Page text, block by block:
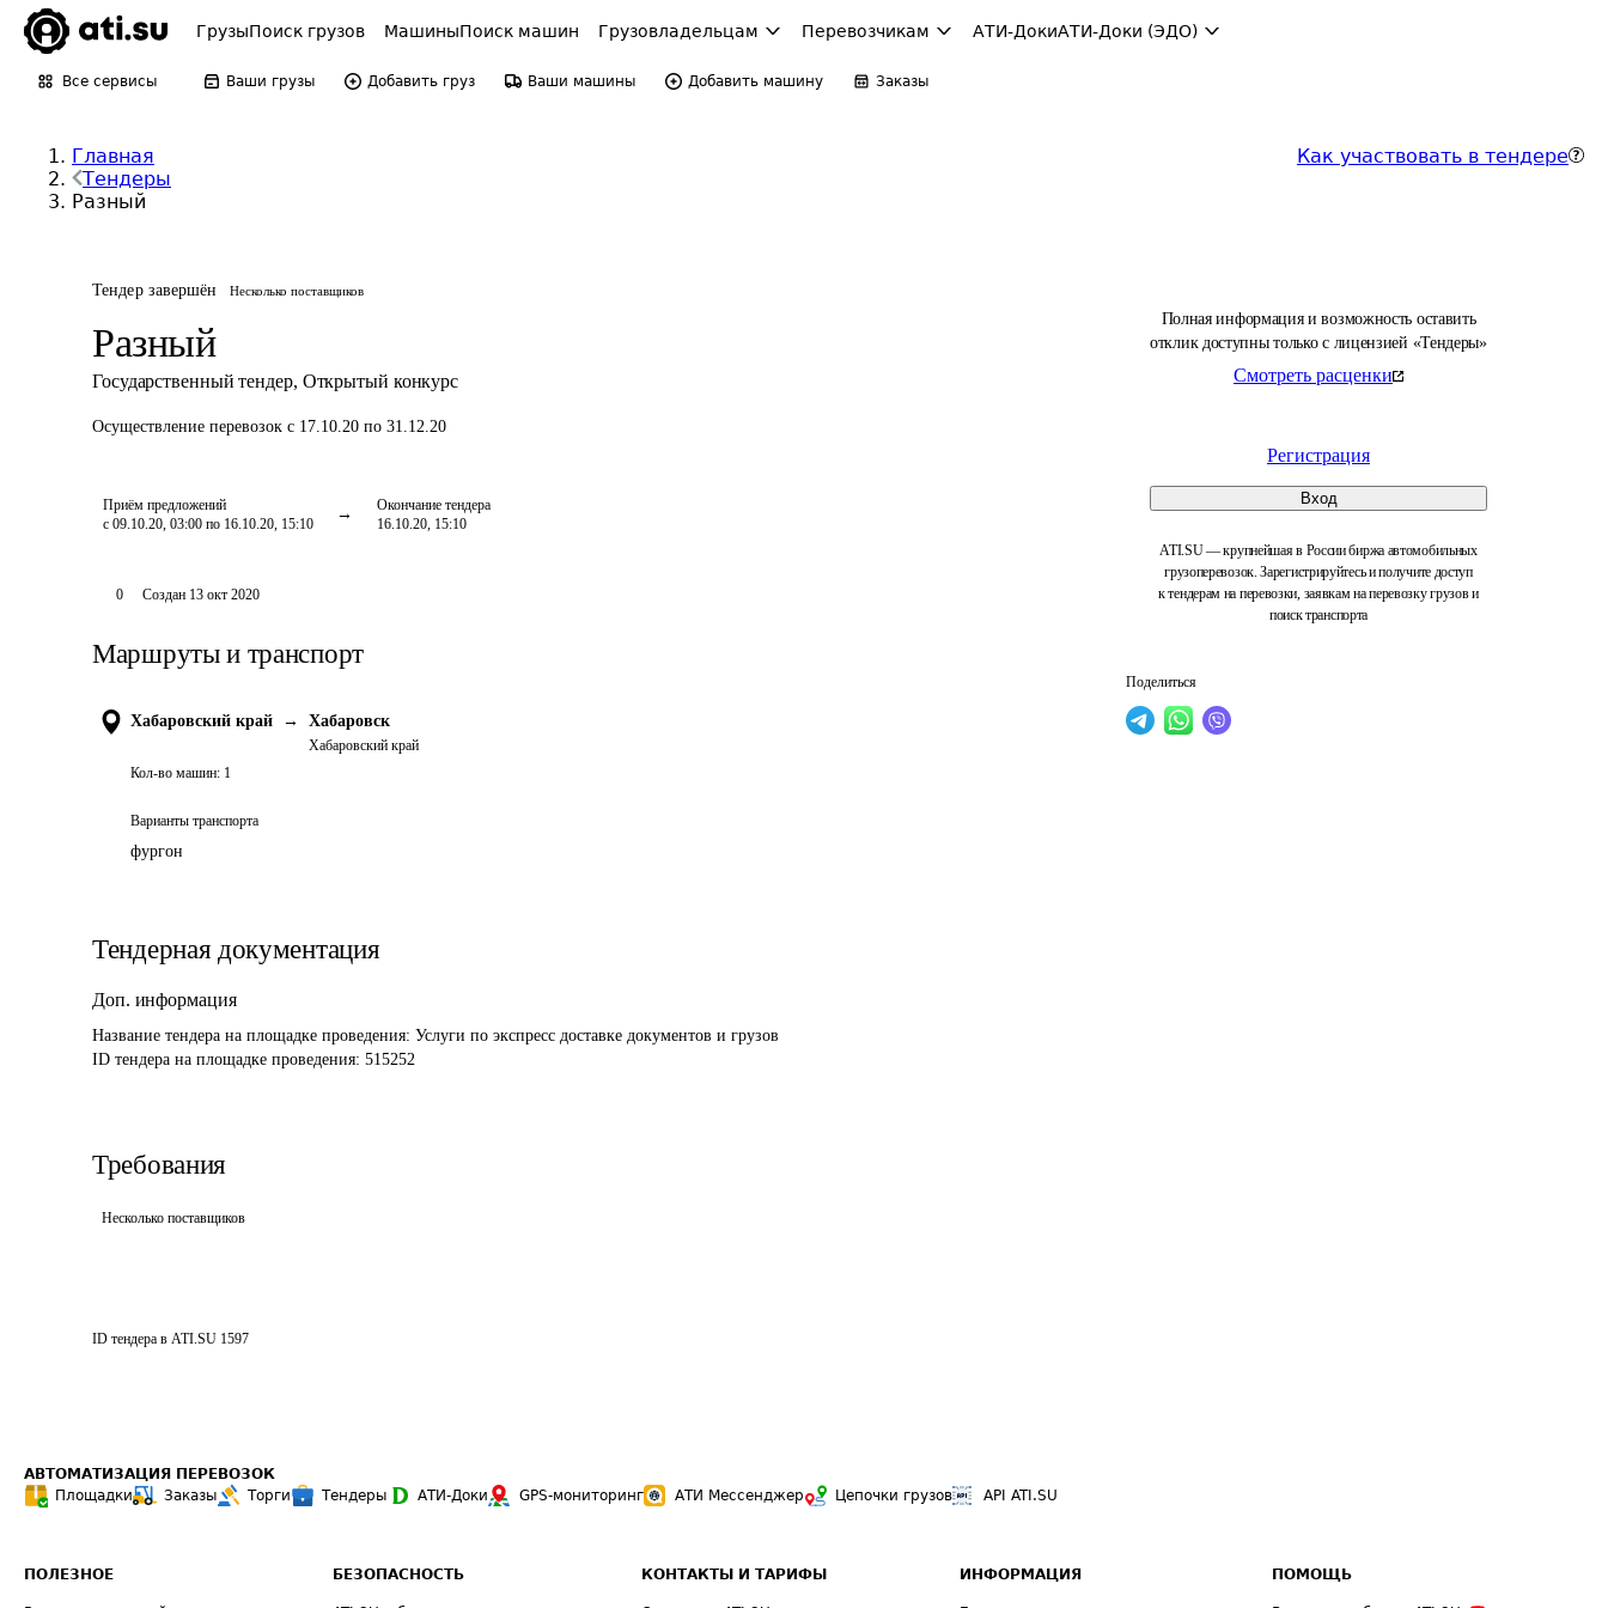
ГрузыПоиск грузов МашиныПоиск машин Грузовладельцам Перевозчикам АТИ-ДокиАТИ-Доки (ЭДО)
Все сервисы Ваши грузы Добавить груз Ваши машины Добавить машину Заказы
Главная
Тендеры
Разный
Как участвовать в тендере
Тендер завершён Несколько поставщиков
Разный
Государственный тендер, Открытый конкурс
Осуществление перевозок с 17.10.20 по 31.12.20
Приём предложений
с 09.10.20, 03:00 по 16.10.20, 15:10
Окончание тендера
16.10.20, 15:10
Полная информация и возможность оставить
отклик доступны только с лицензией «Тендеры»
Смотреть расценки
Регистрация
Вход
ATI.SU — крупнейшая в России биржа автомобильных
грузоперевозок. Зарегистрируйтесь и получите доступ
к тендерам на перевозки, заявкам на перевозку грузов и
поиск транспорта
Поделиться
0 Создан 13 окт 2020
Маршруты и транспорт
Хабаровский край → Хабаровск
Хабаровский край
Кол-во машин: 1
Варианты транспорта
фургон
Тендерная документация
Доп. информация
Название тендера на площадке проведения: Услуги по экспресс доставке документов и грузов
ID тендера на площадке проведения: 515252
Требования
Несколько поставщиков
ID тендера в ATI.SU 1597
АВТОМАТИЗАЦИЯ ПЕРЕВОЗОК
Площадки
Заказы Торги Тендеры АТИ-Доки GPS-мониторинг АТИ Мессенджер Цепочки грузов API ATI.SU
ПОЛЕЗНОЕ БЕЗОПАСНОСТЬ КОНТАКТЫ И ТАРИФЫ ИНФОРМАЦИЯ ПОМОЩЬ